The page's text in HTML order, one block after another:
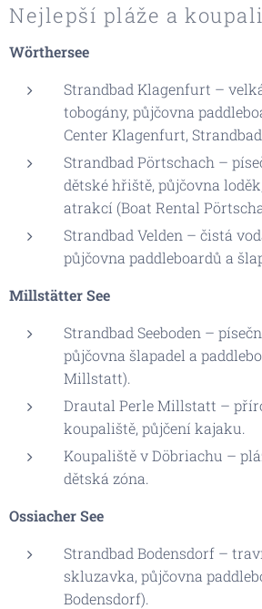
Nejlepší pláže a
Wörthersee
Strandbad Klagenfurt –
tobogány, půjčovna
Center Klagenfurt,
Strandbad Pörtschach –
dětské hřiště, půjčovna
atrakcí (Boat Rental
Strandbad Velden – čistá
půjčovna paddleboardů a
Millstätter See
Strandbad Seeboden –
půjčovna šlapadel a
Millstatt).
Drautal Perle Millstatt –
koupaliště, půjčení kajaku.
Koupaliště v Döbriachu –
dětská zóna.
Ossiacher See
Strandbad Bodensdorf –
skluzavka, půjčovna
Bodensdorf).